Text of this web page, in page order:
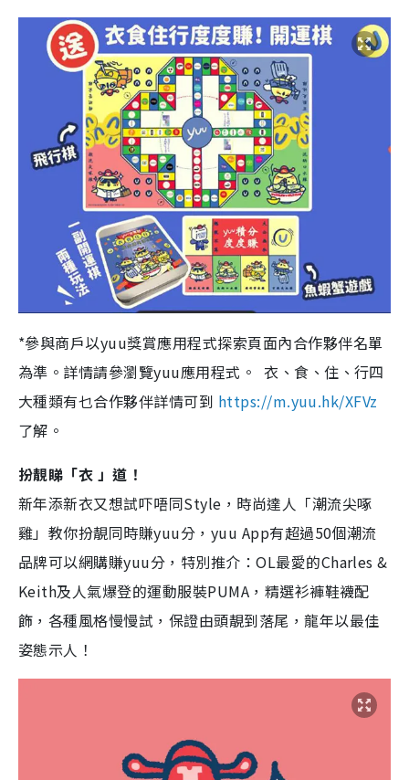
*參與商戶以yuu獎賞應用程式探索頁面內合作夥伴名單
為準。詳情請參瀏覽yuu應用程式。 衣、食、住、行四
大種類有乜合作夥伴詳情可到 https://m.yuu.hk/XFVz
了解。
扮靚睇「衣 」道！
新年添新衣又想試吓唔同Style，時尚達人「潮流尖啄
雞」教你扮靚同時賺yuu分，yuu App有超過50個潮流
品牌可以網購賺yuu分，特別推介：OL最愛的Charles &
Keith及人氣爆登的運動服裝PUMA，精選衫褲鞋襪配
飾，各種風格慢慢試，保證由頭靚到落尾，龍年以最佳
姿態示人！